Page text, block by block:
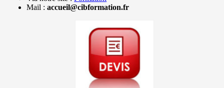
Mail :accueil@cibformation.fr